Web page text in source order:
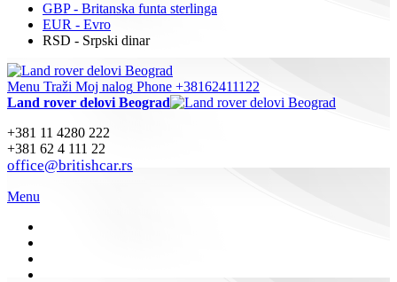
GBP - Britanska funta sterlinga
EUR - Evro
RSD - Srpski dinar
Menu Traži Moj nalog Phone +38162411122
Land rover delovi Beograd
+381 11 4280 222
+381 62 4 111 22
office@britishcar.rs
Menu